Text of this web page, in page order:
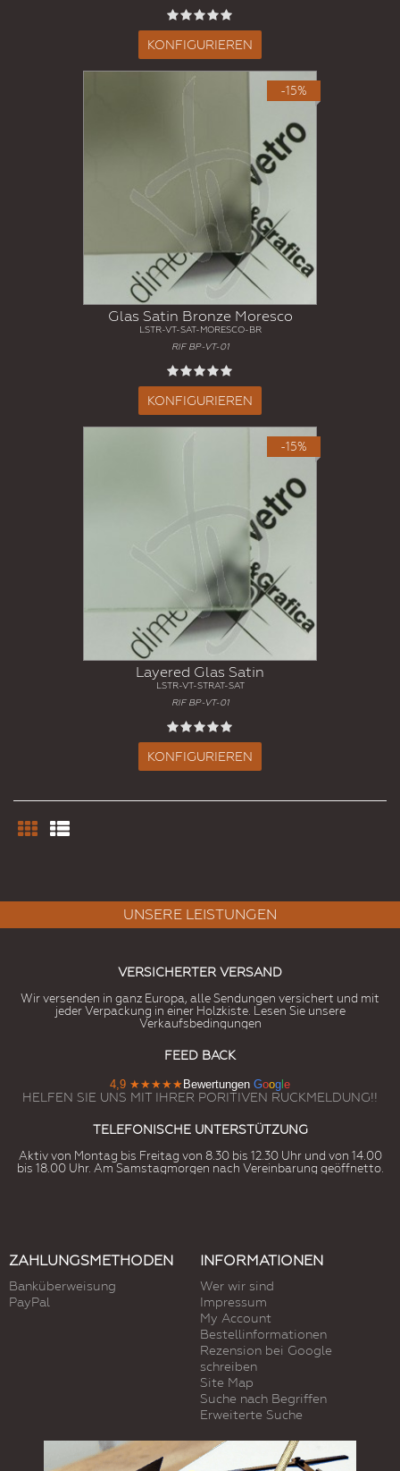
KONFIGURIEREN
-15%
Glas Satin Bronze Moresco
LSTR-VT-SAT-MORESCO-BR
RIF BP-VT-01
KONFIGURIEREN
-15%
Layered Glas Satin
LSTR-VT-STRAT-SAT
RIF BP-VT-01
KONFIGURIEREN
UNSERE LEISTUNGEN
VERSICHERTER VERSAND
Wir versenden in ganz Europa, alle Sendungen versichert und mit
jeder Verpackung in einer Holzkiste. Lesen Sie unsere
Verkaufsbedingungen
FEED BACK
4,9 ★★★★★Bewertungen Google
HELFEN SIE UNS MIT IHRER PORITIVEN RUCKMELDUNG!!
TELEFONISCHE UNTERSTÜTZUNG
Aktiv von Montag bis Freitag von 8.30 bis 12.30 Uhr und von 14.00
bis 18.00 Uhr. Am Samstagmorgen nach Vereinbarung geöffnetto.
ZAHLUNGSMETHODEN
Banküberweisung
PayPal
INFORMATIONEN
Wer wir sind
Impressum
My Account
Bestellinformationen
Rezension bei Google
schreiben
Site Map
Suche nach Begriffen
Erweiterte Suche